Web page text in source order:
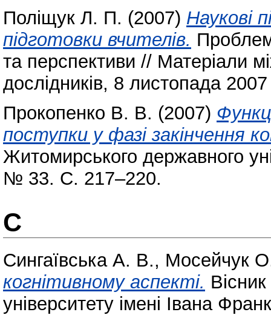
Поліщук Л. П. (2007) Наукові
підготовки вчителів.
та перспективи // Матеріали
дослідників, 8 листопада
Прокопенко В. В. (2007)
поступки у фазі закінчення
Житомирського державного
№ 33. С. 217–220.
С
Сингаївська А. В., Мосейчук
когнітивному аспекті.
університету імені Івана